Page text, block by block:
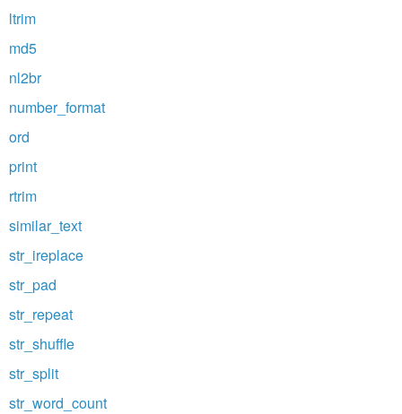
ltrim
md5
nl2br
number_format
ord
print
rtrim
similar_text
str_ireplace
str_pad
str_repeat
str_shuffle
str_split
str_word_count